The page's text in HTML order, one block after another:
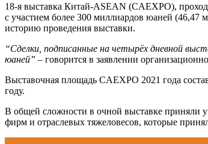
18-я выставка Китай-ASEAN (CAEXPO),
с участием более 300 миллиардов юаней (46,47
историю проведения выставки.
“Сделки, подписанные на четырёх дневной
юаней” – говорится в заявлении
Выставочная площадь CAEXPO 2021 года
году.
В общей сложности в очной выставке приняли
фирм и отраслевых тяжеловесов, которые